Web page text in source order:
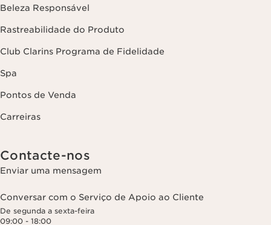
Beleza Responsável
Rastreabilidade do Produto
Club Clarins Programa de Fidelidade
Spa
Pontos de Venda
Carreiras
Contacte-nos
Enviar uma mensagem
Conversar com o Serviço de Apoio ao Cliente
De segunda a sexta-feira
09:00 - 18:00